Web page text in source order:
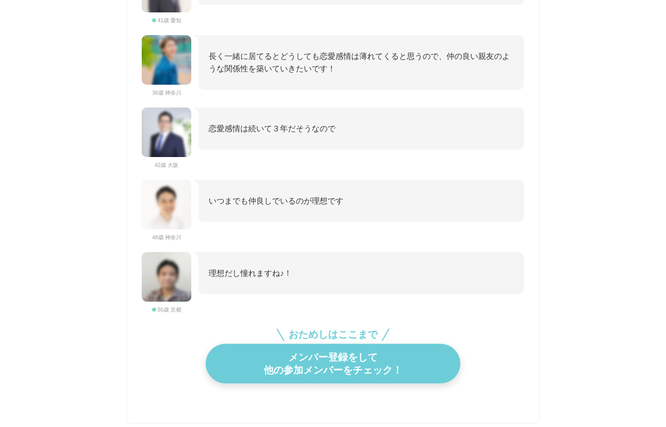
41歳 愛知
36歳 神奈川
長く一緒に居てるとどうしても恋愛感情は薄れてくると思うので、仲の良い親友のよ
うな関係性を築いていきたいです！
42歳 大阪
恋愛感情は続いて３年だそうなので
48歳 神奈川
いつまでも仲良しでいるのが理想です
55歳 京都
理想だし憧れますね♪！
おためしはここまで
メンバー登録をして
他の参加メンバーをチェック！